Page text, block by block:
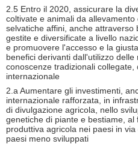
2.5 Entro il 2020, assicurare la
coltivate e animali da
selvatiche affini, anche
gestite e diversificate a livello
e promuovere l'accesso e la
benefici derivanti dall'utilizzo
conoscenze tradizionali
internazionale
2.a Aumentare gli investimenti,
internazionale rafforzata, in
di divulgazione agricola, nello
genetiche di piante e bestiame,
produttiva agricola nei paesi in
paesi meno sviluppati